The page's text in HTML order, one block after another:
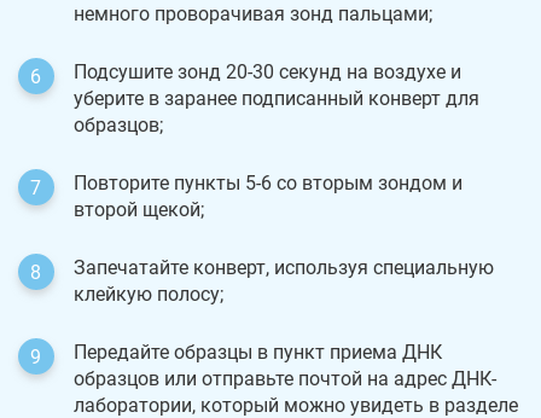
немного проворачивая зонд пальцами;
Подсушите зонд 20-30 секунд на воздухе и
уберите в заранее подписанный конверт для
образцов;
Повторите пункты 5-6 со вторым зондом и
второй щекой;
Запечатайте конверт, используя специальную
клейкую полосу;
Передайте образцы в пункт приема ДНК
образцов или отправьте почтой на адрес ДНК-
лаборатории, который можно увидеть в разделе